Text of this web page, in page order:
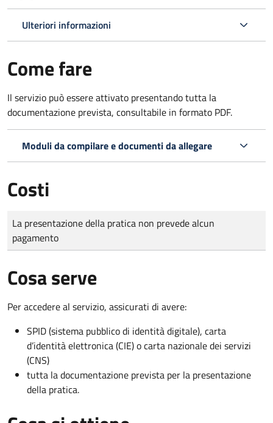
Ulteriori informazioni
Come fare
Il servizio può essere attivato presentando tutta la
documentazione prevista, consultabile in formato PDF.
Moduli da compilare e documenti da allegare
Costi
Tipo di pagamento
Importo
La presentazione della pratica non prevede alcun
pagamento
Cosa serve
Per accedere al servizio, assicurati di avere:
SPID (sistema pubblico di identità digitale), carta
d’identità elettronica (CIE) o carta nazionale dei servizi
(CNS)
tutta la documentazione prevista per la presentazione
della pratica.